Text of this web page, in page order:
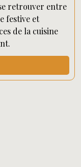
retrouver entre
festive et
de la cuisine